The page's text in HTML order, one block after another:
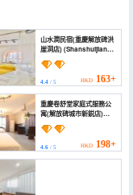
山水澗民宿(重慶解放碑洪
崖洞店) (Shanshuijian
Homestay (Chongqing
Jiefangbei
Hongyadong))
4.4/ 5 HKD 163+
重慶卷舒堂家庭式服務公
寓(解放碑城市新鋭店)
(Chongqing Justom
Family-style Service
Apartment (Jiefangbei
Chengshixinrui
Branch))
4.6/ 5 HKD 198+